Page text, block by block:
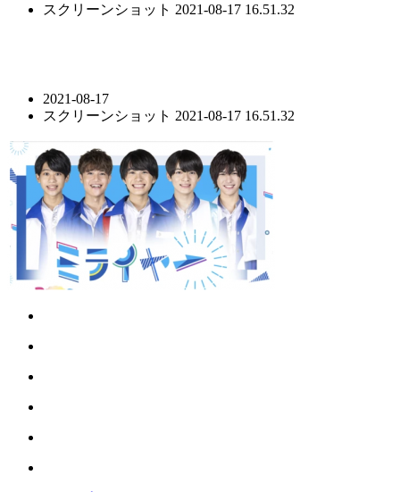
スクリーンショット 2021-08-17 16.51.32
2021-08-17
スクリーンショット 2021-08-17 16.51.32